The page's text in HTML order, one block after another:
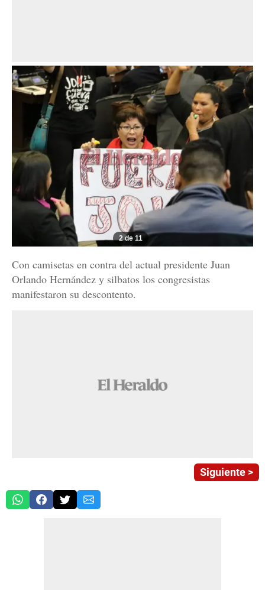
2 de 11
Con camisetas en contra del actual presidente Juan
Orlando Hernández y silbatos los congresistas
manifestaron su descontento.
Siguiente >